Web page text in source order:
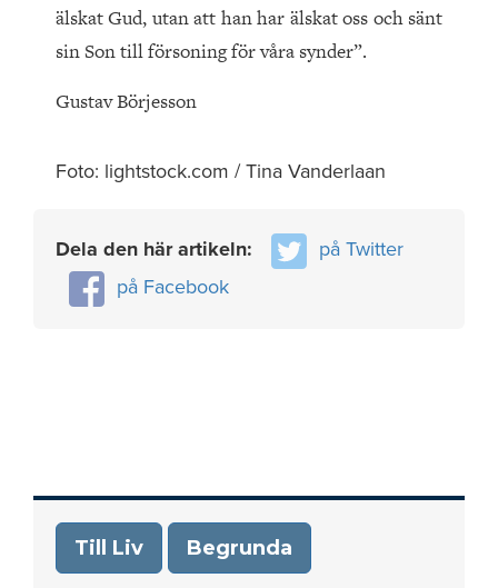
älskat Gud, utan att han har älskat oss och sänt
sin Son till försoning för våra synder”.
Gustav Börjesson
Foto: lightstock.com / Tina Vanderlaan
Dela den här artikeln:
på Twitter
på Facebook
Till Liv Begrunda